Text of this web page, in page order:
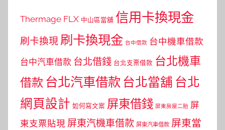
Thermage FLX 中山區當舖 信用卡換現金
刷卡換現 刷卡換現金 台中借款 台中機車借款
台中汽車借款 台北借錢 台北支票借款 台北機車
借款 台北汽車借款 台北當舖 台北
網頁設計 如何寫文案 屏東借錢 屏東房屋二胎 屏
東支票貼現 屏東汽機車借款 屏東汽車借款 屏東當